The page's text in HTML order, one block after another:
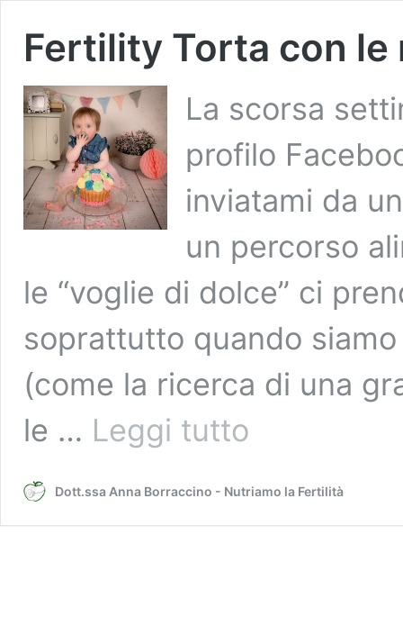
Fertility Torta con le
La scorsa
profilo
inviatami da
un percorso
le “voglie di dolce” ci
soprattutto quando
(come la ricerca di una
le … Leggi tutto
noci
Dott.ssa Anna Borraccino - Nutriamo la Fertilità